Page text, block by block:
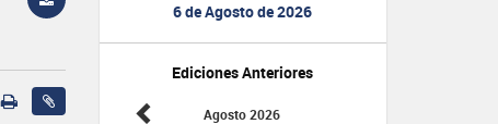
6 de Agosto de 2026
Ediciones Anteriores
Agosto 2026